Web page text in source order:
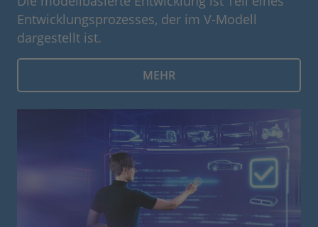
Entwicklungsprozesses, der im V-Modell
dargestellt ist.
MEHR